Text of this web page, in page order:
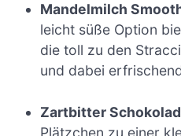
Mandelmilch
leicht süße Option
die toll zu den
und dabei
Zartbitter
Plätzchen zu einer